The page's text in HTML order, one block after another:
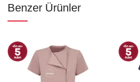
Benzer Ürünler